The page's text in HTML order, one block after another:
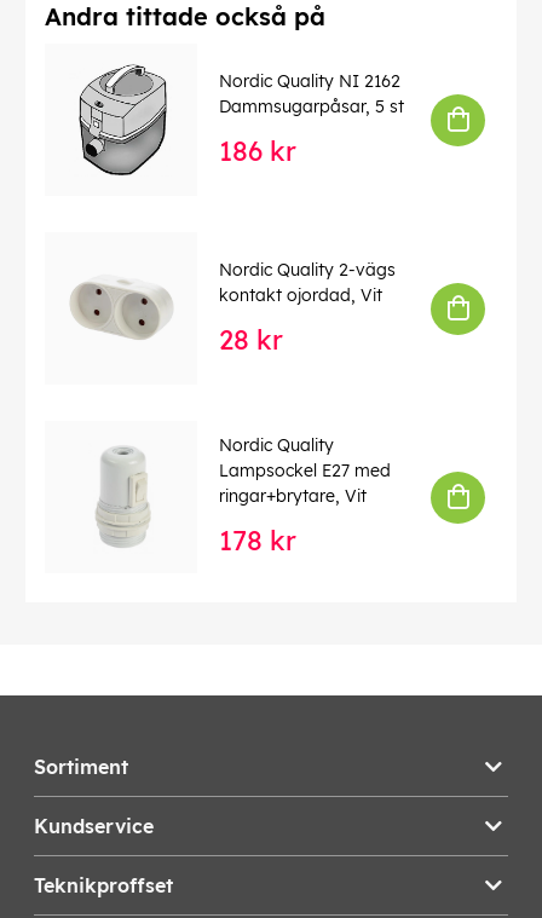
Andra tittade också på
Nordic Quality NI 2162
Dammsugarpåsar, 5 st
186 kr
Nordic Quality 2-vägs
kontakt ojordad, Vit
28 kr
Nordic Quality
Lampsockel E27 med
ringar+brytare, Vit
178 kr
Sortiment
Kundservice
Teknikproffset